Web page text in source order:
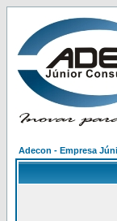
Adecon - Empresa